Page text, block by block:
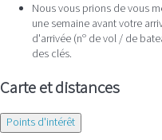
Nous vous prions de vous
une semaine avant votre
d'arrivée (nº de vol / de
des clés.
Carte et distances
Points d'intérêt